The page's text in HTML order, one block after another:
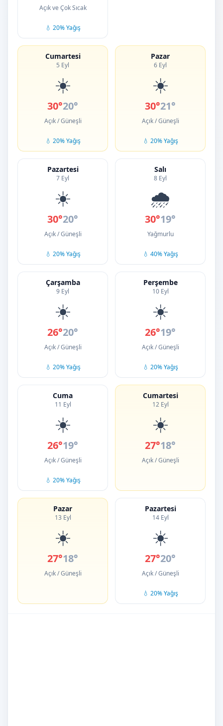
Açık ve Çok Sıcak
💧 20% Yağış
Cumartesi
5 Eyl
☀️
30°20°
Açık / Güneşli
💧 20% Yağış
Pazar
6 Eyl
☀️
30°21°
Açık / Güneşli
💧 20% Yağış
Pazartesi
7 Eyl
☀️
30°20°
Açık / Güneşli
💧 20% Yağış
Salı
8 Eyl
🌧️
30°19°
Yağmurlu
💧 40% Yağış
Çarşamba
9 Eyl
☀️
26°20°
Açık / Güneşli
💧 20% Yağış
Perşembe
10 Eyl
☀️
26°19°
Açık / Güneşli
💧 20% Yağış
Cuma
11 Eyl
☀️
26°19°
Açık / Güneşli
💧 20% Yağış
Cumartesi
12 Eyl
☀️
27°18°
Açık / Güneşli
Pazar
13 Eyl
☀️
27°18°
Açık / Güneşli
Pazartesi
14 Eyl
☀️
27°20°
Açık / Güneşli
💧 20% Yağış